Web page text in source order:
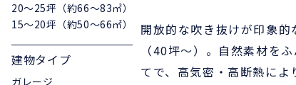
20〜25坪（約66〜83㎡）
15〜20坪（約50〜66㎡）
建物タイプ
ガレージ
開放的な吹き抜けが印象的
（40坪〜）。自然素材を
てで、高気密・高断熱によ